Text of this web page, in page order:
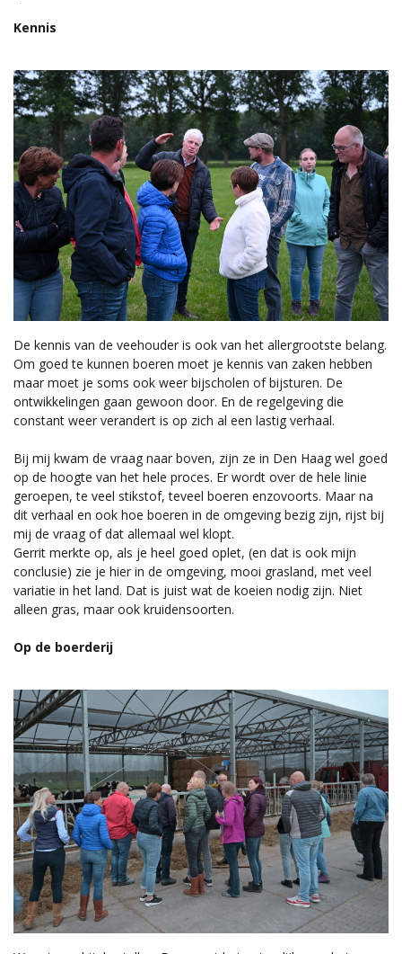
Kennis
De kennis van de veehouder is ook van het allergrootste belang.
Om goed te kunnen boeren moet je kennis van zaken hebben
maar moet je soms ook weer bijscholen of bijsturen. De
ontwikkelingen gaan gewoon door. En de regelgeving die
constant weer verandert is op zich al een lastig verhaal.
Bij mij kwam de vraag naar boven, zijn ze in Den Haag wel goed
op de hoogte van het hele proces. Er wordt over de hele linie
geroepen, te veel stikstof, teveel boeren enzovoorts. Maar na
dit verhaal en ook hoe boeren in de omgeving bezig zijn, rijst bij
mij de vraag of dat allemaal wel klopt.
Gerrit merkte op, als je heel goed oplet, (en dat is ook mijn
conclusie) zie je hier in de omgeving, mooi grasland, met veel
variatie in het land. Dat is juist wat de koeien nodig zijn. Niet
alleen gras, maar ook kruidensoorten.
Op de boerderij